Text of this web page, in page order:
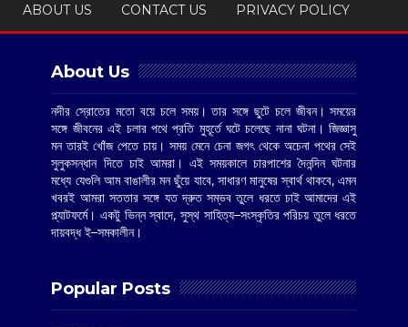
ABOUT US CONTACT US PRIVACY POLICY
About Us
নদীর স্রোতের মতো বয়ে চলে সময়। তার সঙ্গে ছুটে চলে জীবন। সময়ের
সঙ্গে জীবনের এই চলার পথে প্রতি মুহূর্তে ঘটে চলেছে নানা ঘটনা। জিজ্ঞাসু
মন তারই খোঁজ পেতে চায়। সময় মেনে চেনা জগৎ থেকে অচেনা পথের সেই
সুলুকসন্ধান দিতে চাই আমরা। এই সময়কালে চারপাশের দৈনন্দিন ঘটনার
মধ্যে যেগুলি আম বাঙালীর মন ছুঁয়ে যাবে, সাধারণ মানুষের স্বার্থ থাকবে, এমন
খবরই আমরা সততার সঙ্গে যত দ্রুত সম্ভব তুলে ধরতে চাই আমাদের এই
প্ল্যাটফর্মে। একটু ভিন্ন স্বাদে, সুস্থ সাহিত্য–সংস্কৃতির পরিচয় তুলে ধরতে
দায়বদ্ধ ই–সমকালীন।
Popular Posts